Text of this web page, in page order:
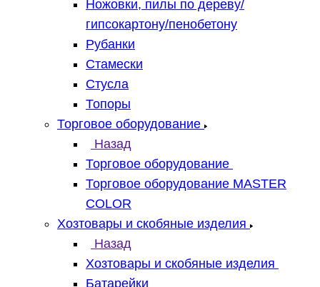
Ножовки, пилы по дереву/
гипсокартону/пенобетону
Рубанки
Стамески
Стусла
Топоры
Торговое оборудование
Назад
Торговое оборудование
Торговое оборудование MASTER
COLOR
Хозтовары и скобяные изделия
Назад
Хозтовары и скобяные изделия
Батарейки